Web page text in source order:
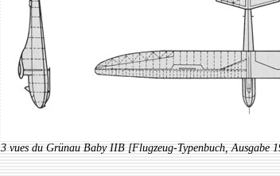
3 vues du Grünau Baby IIB [Flugzeug-Typenbuch, Ausgabe